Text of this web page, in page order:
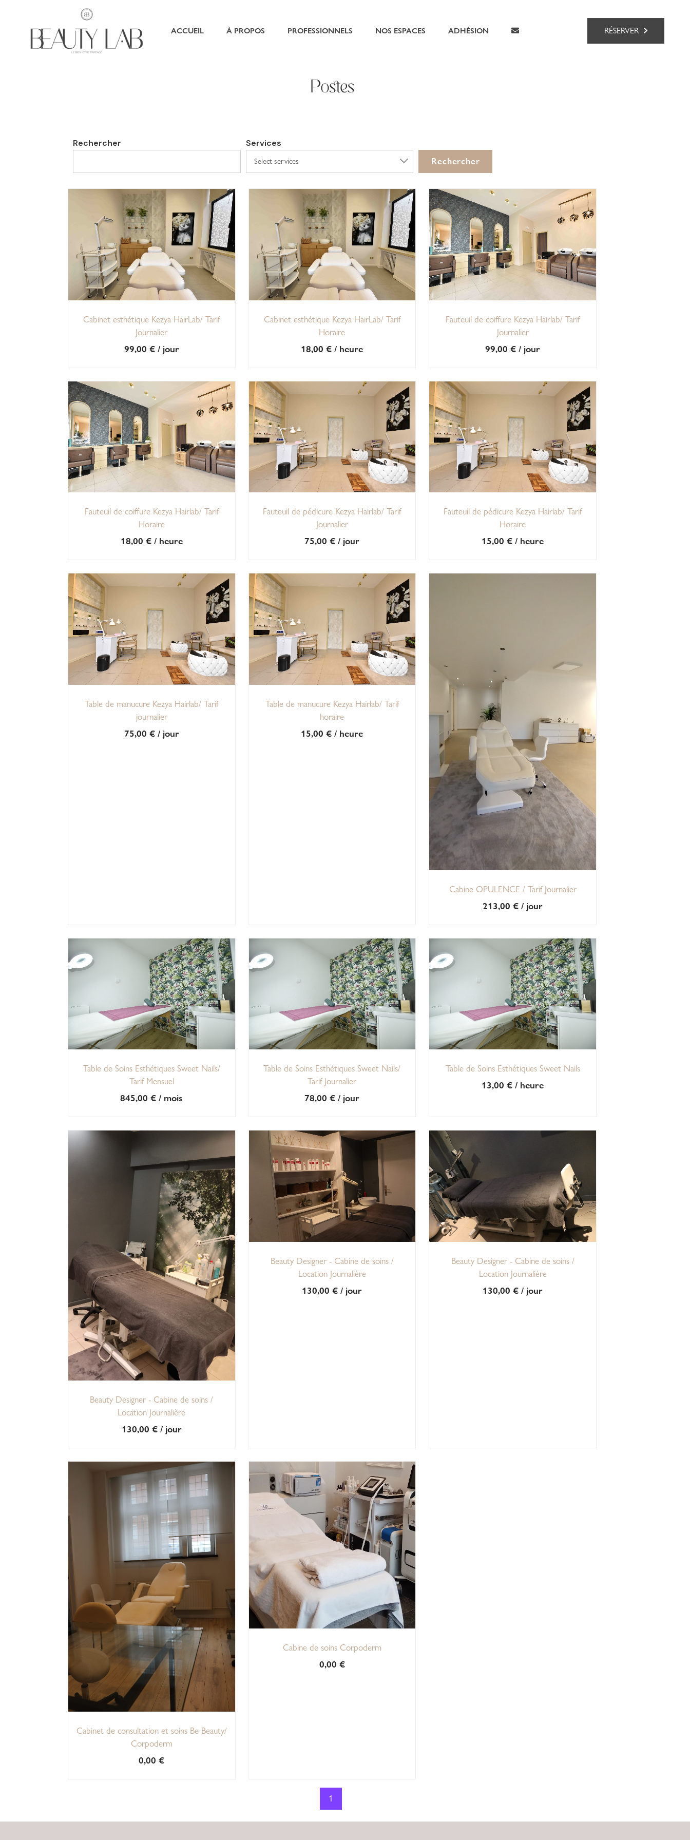
ACCUEIL À PROPOS PROFESSIONNELS NOS ESPACES ADHÉSION RÉSERVER
Postes
Rechercher Services
Select services Rechercher
Cabinet esthétique Kezya HairLab/ Tarif
Journalier
99,00 €/ jour
Cabinet esthétique Kezya HairLab/ Tarif
Horaire
18,00€ / heure
Fauteuil de coiffure Kezya Hairlab/ Tarif
Journalier
99,00€ / jour
Fauteuil de coiffure Kezya Hairlab/ Tarif
Horaire
18,00 €/ heure
Fauteuil de pédicure Kezya Hairlab/ Tarif
Journalier
75,00€ / jour
Fauteuil de pédicure Kezya Hairlab/ Tarif
Horaire
15,00€ / heure
Table de manucure Kezya Hairlab/ Tarif
journalier
75,00 €/ jour
Table de manucure Kezya Hairlab/ Tarif
horaire
15,00€ / heure
Cabine OPULENCE / Tarif Journalier
213,00€ / jour
Table de Soins Esthétiques Sweet Nails/
Tarif Mensuel
845,00€ / mois
Table de Soins Esthétiques Sweet Nails/
Tarif Journalier
78,00€ / jour
Table de Soins Esthétiques Sweet Nails
13,00€ / heure
Beauty Designer - Cabine de soins /
Location Journalière
130,00 €/ jour
Beauty Designer - Cabine de soins /
Location Journalière
130,00€ / jour
Beauty Designer - Cabine de soins /
Location Journalière
130,00€ / jour
Cabinet de consultation et soins Be Beauty/
Corpoderm
0,00€
Cabine de soins Corpoderm
0,00 €
1